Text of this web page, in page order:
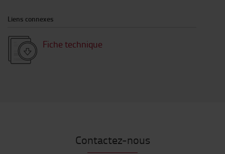
Liens connexes
Fiche technique
Contactez-nous